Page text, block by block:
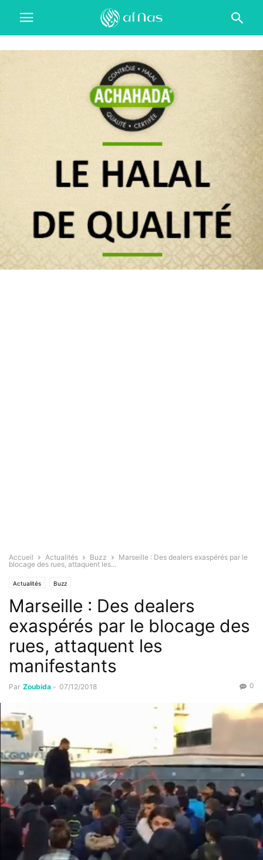
Accueil Actualités Buzz
Marseille : Des dealers exaspérés par le
blocage des rues, attaquent les...
Actualités Buzz
Marseille : Des dealers
exaspérés par le blocage des
rues, attaquent les
manifestants
Par Zoubida - 07/12/2018 0